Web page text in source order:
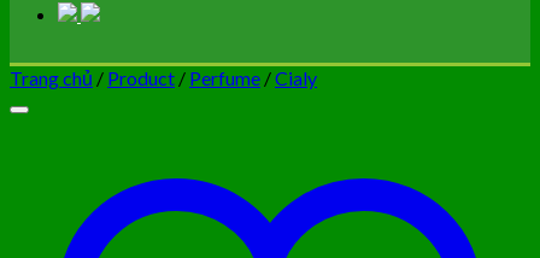
Trang chủ / Product / Perfume /Cialy